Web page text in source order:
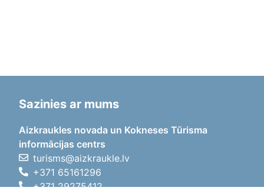
Sazinies ar mums
Aizkraukles novada un Kokneses Tūrisma
informācijas centrs
turisms@aizkraukle.lv
+371 65161296
+371 29275412